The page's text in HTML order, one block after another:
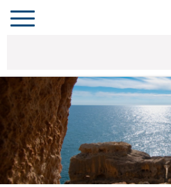
Toggle
navigation